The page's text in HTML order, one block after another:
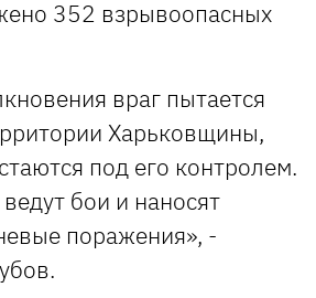
352 взрывоопасных
враг пытается
Харьковщины,
под его контролем.
бои и наносят
поражения», -